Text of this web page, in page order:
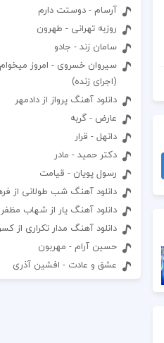
آرسام - دوستت دارم
روزبه تهرانی - طهرون
سامان زند - جادو
سیروان خسروی - امروز
(اجرای زنده)
دانلود آهنگ پرواز از دادمهر
عارض - گربه
دانهل - قرار
دکتر حمید - مادر
رسول پویان - قیامت
دانلود آهنگ شب طولانی از
دانلود آهنگ یار از شهاب
دانلود آهنگ مدار تکراری از
حسین آرام - مهربون
عشق و عادت - افشین آذری